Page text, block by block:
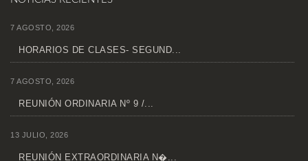
7 AGOSTO, 2026
HORARIOS DE CLASES- SEGUND...
7 AGOSTO, 2026
REUNIÓN ORDINARIA Nº 9 /...
13 JULIO, 2026
REUNIÓN EXTRAORDINARIA N�...